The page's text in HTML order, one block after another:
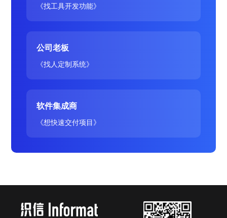
《找工具开发功能》
公司老板
《找人定制系统》
软件集成商
《想快速交付项目》